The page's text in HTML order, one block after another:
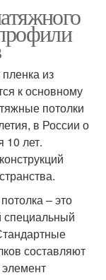
из
к основному
потолки
в России о
10 лет.
– это
специальный
составляют